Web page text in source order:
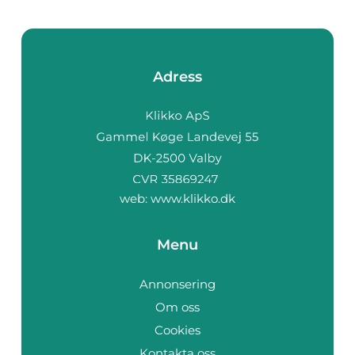
Adress
web: www.klikko.dk
Menu
Annonsering
Om oss
Cookies